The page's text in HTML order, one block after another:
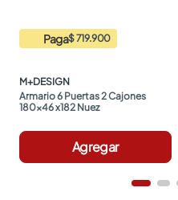
Paga$ 719.900
M+DESIGN
Armario 6 Puertas 2 Cajones
180x46 x182 Nuez
Agregar